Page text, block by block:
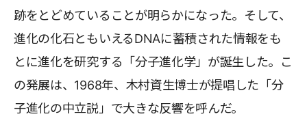
跡をとどめていることが明らかになった。そして、
進化の化石ともいえるDNAに蓄積された情報をも
とに進化を研究する「分子進化学」が誕生した。こ
の発展は、1968年、木村資生博士が提唱した「分
子進化の中立説」で大きな反響を呼んだ。